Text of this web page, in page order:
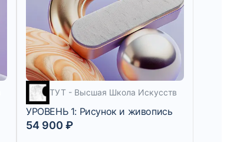
5 — 10 месяцев
ТУТ - Высшая Школа Искусств
УРОВЕНЬ 1: Рисунок и живопись
54 900 ₽